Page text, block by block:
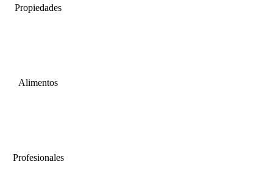
Propiedades
Alimentos
Profesionales